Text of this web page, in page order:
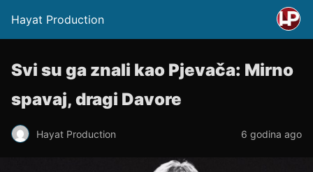
Hayat Production
Svi su ga znali kao Pjevača: Mirno
spavaj, dragi Davore
Hayat Production 6 godina ago